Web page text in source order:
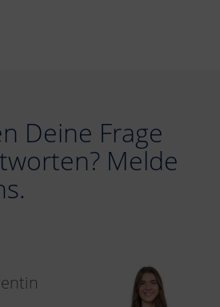
Deine Frage
Melde